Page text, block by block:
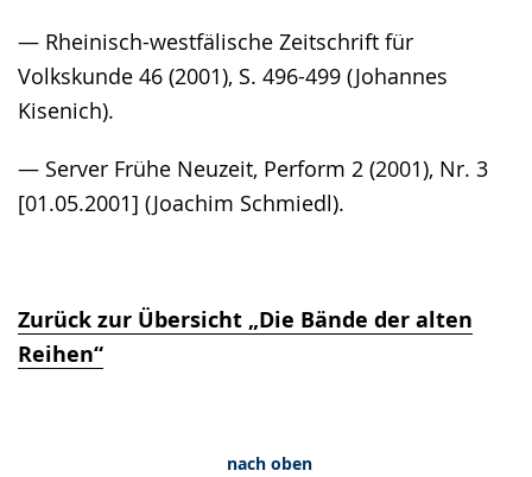
— Rheinisch-westfälische Zeitschrift für
Volkskunde 46 (2001), S. 496-499 (Johannes
Kisenich).
— Server Frühe Neuzeit, Perform 2 (2001), Nr. 3
[01.05.2001] (Joachim Schmiedl).
Zurück zur Übersicht „Die Bände der alten
Reihen“
nach oben